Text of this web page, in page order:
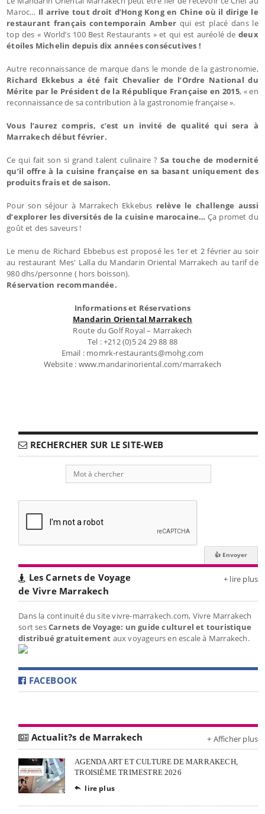
Maroc… Il arrive tout droit d’Hong Kong en Chine où il dirige le
restaurant français contemporain Amber qui est placé dans le
top des « World’s 100 Best Restaurants » et qui est auréolé dedeux
étoiles Michelin depuis dix années consécutives !
Autre reconnaissance de marque dans le monde de la gastronomie,
Richard Ekkebus a été fait Chevalier de l’Ordre National du
Mérite par le Président de la République Française en 2015, « en
reconnaissance de sa contribution à la gastronomie française ».
Vous l’aurez compris, c’est un invité de qualité qui sera à
Marrakech début février.
Ce qui fait son si grand talent culinaire ? Sa touche de modernité
qu’il offre à la cuisine française en sa basant uniquement des
produits frais et de saison.
Pour son séjour à Marrakech Ekkebus relève le challenge aussi
d’explorer les diversités de la cuisine marocaine… Ça promet du
goût et des saveurs !
Le menu de Richard Ebbebus est proposé les 1er et 2 février au soir
au restaurant Mes' Lalla du Mandarin Oriental Marrakech au tarif de
980 dhs/personne ( hors boisson).
Réservation recommandée.
Informations et Réservations
Mandarin Oriental Marrakech
Route du Golf Royal – Marrakech
Tel : +212 (0)5 24 29 88 88
Email : momrk-restaurants@mohg.com
Website : www.mandarinoriental.com/marrakech
RECHERCHER SUR LE SITE-WEB
Les Carnets de Voyage
de Vivre Marrakech
+ lire plus
Dans la continuité du site vivre-marrakech.com, Vivre Marrakech
sort sesCarnets de Voyage: un guide culturel et touristique
distribué gratuitement aux voyageurs en escale à Marrakech.
FACEBOOK
Actualit?s de Marrakech + Afficher plus
AGENDA ART ET CULTURE DE MARRAKECH,
TROISIÈME TRIMESTRE 2026
 lire plus